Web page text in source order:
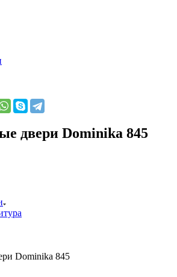
двери Dominika 845
Dominika 845